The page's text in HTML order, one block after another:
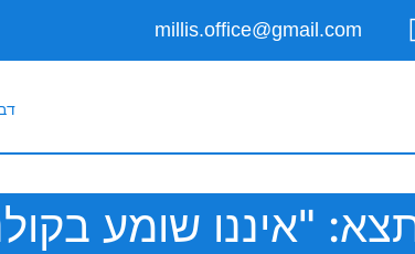
millis.office@gmail.com
"איננו שומע